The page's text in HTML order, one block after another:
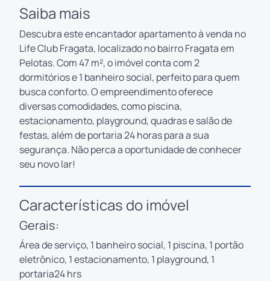
Saiba mais
Descubra este encantador apartamento à venda no
Life Club Fragata, localizado no bairro Fragata em
Pelotas. Com 47 m², o imóvel conta com 2
dormitórios e 1 banheiro social, perfeito para quem
busca conforto. O empreendimento oferece
diversas comodidades, como piscina,
estacionamento, playground, quadras e salão de
festas, além de portaria 24 horas para a sua
segurança. Não perca a oportunidade de conhecer
seu novo lar!
Características do imóvel
Gerais:
Área de serviço, 1 banheiro social, 1 piscina, 1 portão
eletrônico, 1 estacionamento, 1 playground, 1
portaria24 hrs